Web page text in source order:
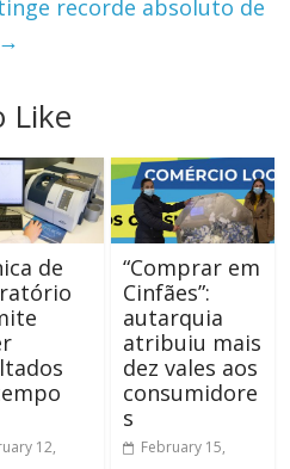
recorde absoluto de
→
Like
de
12,
“Comprar em
Cinfães”:
autarquia
atribuiu mais
dez vales aos
consumidore
s
February 15,